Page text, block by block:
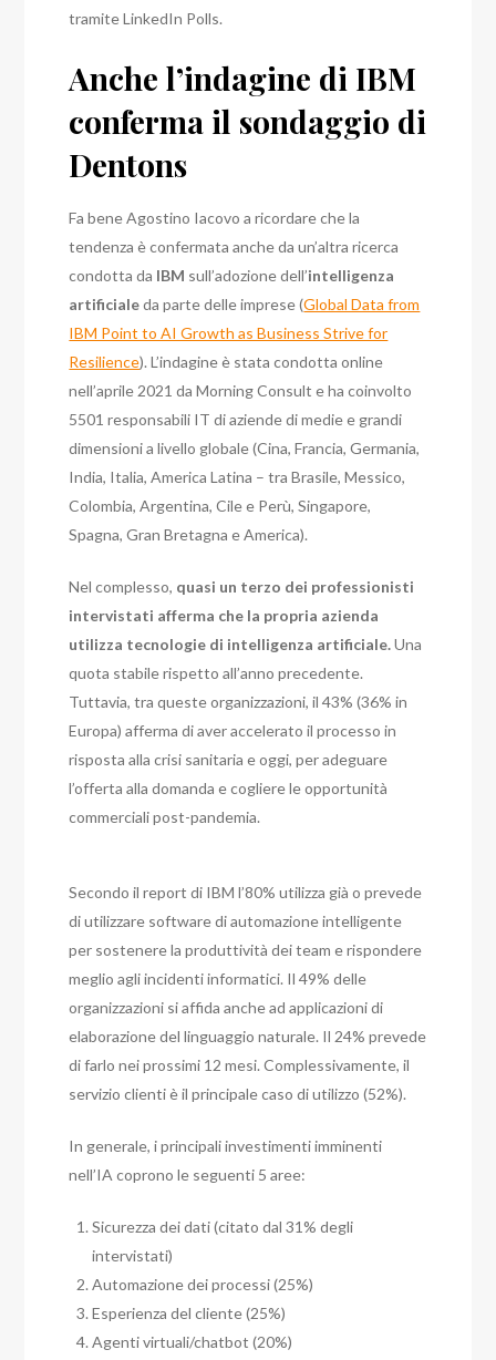
tramite LinkedIn Polls.
Anche l’indagine di IBM
conferma il sondaggio di
Dentons
Fa bene Agostino Iacovo a ricordare che la
tendenza è confermata anche da un’altra ricerca
condotta da IBM sull’adozione dell’intelligenza
artificialeda parte delle imprese (Global Data from
IBM Point to AI Growth as Business Strive for
Resilience). L’indagine è stata condotta online
nell’aprile 2021 da Morning Consult e ha coinvolto
5501 responsabili IT di aziende di medie e grandi
dimensioni a livello globale (Cina, Francia, Germania,
India, Italia, America Latina – tra Brasile, Messico,
Colombia, Argentina, Cile e Perù, Singapore,
Spagna, Gran Bretagna e America).
Nel complesso, quasi un terzo dei professionisti
intervistati afferma che la propria azienda
utilizza tecnologie di intelligenza artificiale.Una
quota stabile rispetto all’anno precedente.
Tuttavia, tra queste organizzazioni, il 43% (36% in
Europa) afferma di aver accelerato il processo in
risposta alla crisi sanitaria e oggi, per adeguare
l’offerta alla domanda e cogliere le opportunità
commerciali post-pandemia.
Secondo il report di IBM l’80% utilizza già o prevede
di utilizzare software di automazione intelligente
per sostenere la produttività dei team e rispondere
meglio agli incidenti informatici. Il 49% delle
organizzazioni si affida anche ad applicazioni di
elaborazione del linguaggio naturale. Il 24% prevede
di farlo nei prossimi 12 mesi. Complessivamente, il
servizio clienti è il principale caso di utilizzo (52%).
In generale, i principali investimenti imminenti
nell’IA coprono le seguenti 5 aree:
Sicurezza dei dati (citato dal 31% degli
intervistati)
Automazione dei processi (25%)
Esperienza del cliente (25%)
Agenti virtuali/chatbot (20%)